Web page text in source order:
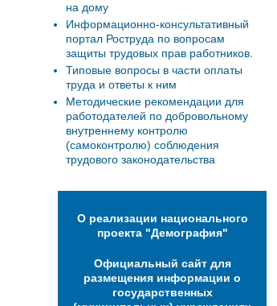
на дому
Информационно-консультативный
портал Роструда по вопросам
защиты трудовых прав работников.
Типовые вопросы в части оплаты
труда и ответы к ним
Методические рекомендации для
работодателей по добровольному
внутреннему контролю
(самоконтролю) соблюдения
трудового законодательства
О реализации национального
проекта "Демография"
Официальный сайт для
размещения информации о
государственных